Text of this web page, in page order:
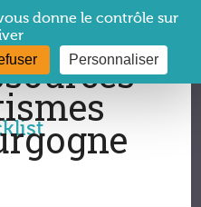
→checklist
donne le contrôle sur
Personnaliser